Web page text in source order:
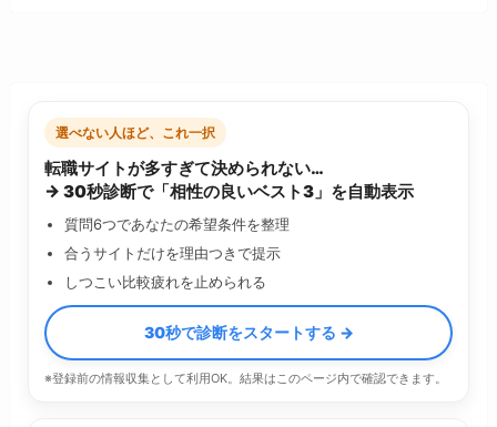
選べない人ほど、これ一択
転職サイトが多すぎて決められない…
→ 30秒診断で「相性の良いベスト3」を自動表示
質問6つであなたの希望条件を整理
合うサイトだけを理由つきで提示
しつこい比較疲れを止められる
30秒で診断をスタートする →
※登録前の情報収集として利用OK。結果はこのページ内で確認できます。